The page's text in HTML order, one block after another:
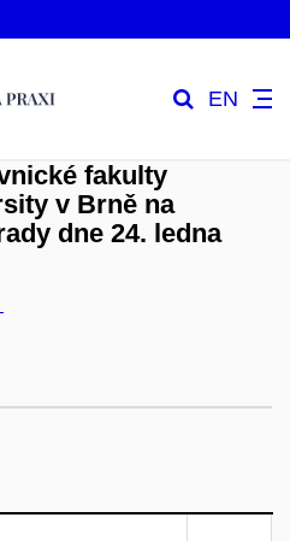
EN
fakulty
v Brně na
dne 24. ledna